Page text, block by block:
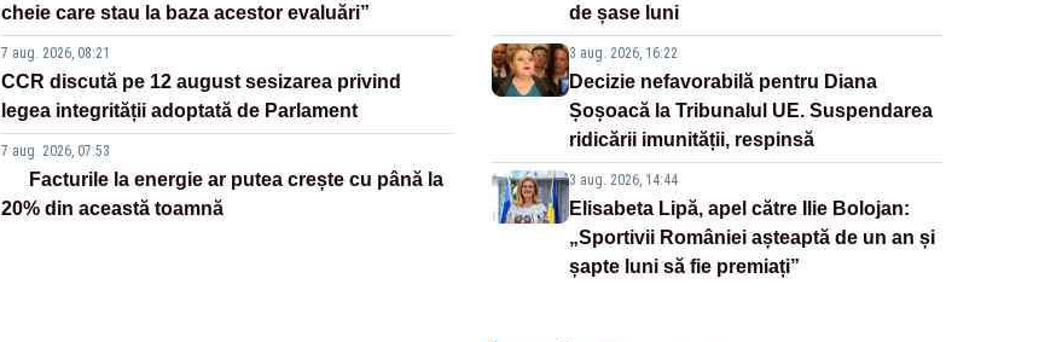
cheie care stau la baza acestor evaluări”
7 aug. 2026, 08:21
CCR discută pe 12 august sesizarea privind
legea integrității adoptată de Parlament
7 aug. 2026, 07:53
Facturile la energie ar putea crește cu până la
20% din această toamnă
de șase luni
3 aug. 2026, 16:22
Decizie nefavorabilă pentru Diana
Șoșoacă la Tribunalul UE. Suspendarea
ridicării imunității, respinsă
3 aug. 2026, 14:44
Elisabeta Lipă, apel către Ilie Bolojan:
„Sportivii României așteaptă de un an și
șapte luni să fie premiați”